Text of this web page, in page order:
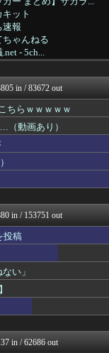
ット
速報
ちゃんねる
- 5ch...
ュース(ﾉ∀`)
まとめ速報うまろぐ
きう速報
〃'∇'〃)？
ァルファモザイク＠ネ...
ザード -復讐・D...
いスタジアム＠なん...
-VIP
ター速報
アクト
速報
報通～乃木坂46まと...
たニュース
配便 - 修羅場・...
CUP
in / 83672 out
ちらｗｗｗｗｗ
（動画あり）
in / 153751 out
投稿
い」
in / 62686 out